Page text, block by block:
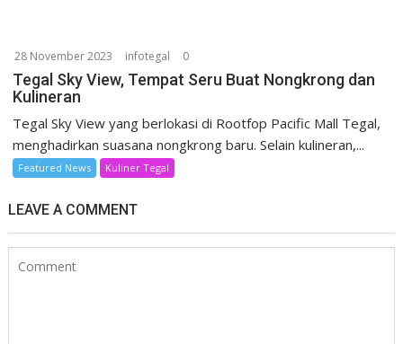
28 November 2023 infotegal 0
Tegal Sky View, Tempat Seru Buat Nongkrong dan
Kulineran
Tegal Sky View yang berlokasi di Rootfop Pacific Mall Tegal,
menghadirkan suasana nongkrong baru. Selain kulineran,...
Featured News Kuliner Tegal
LEAVE A COMMENT